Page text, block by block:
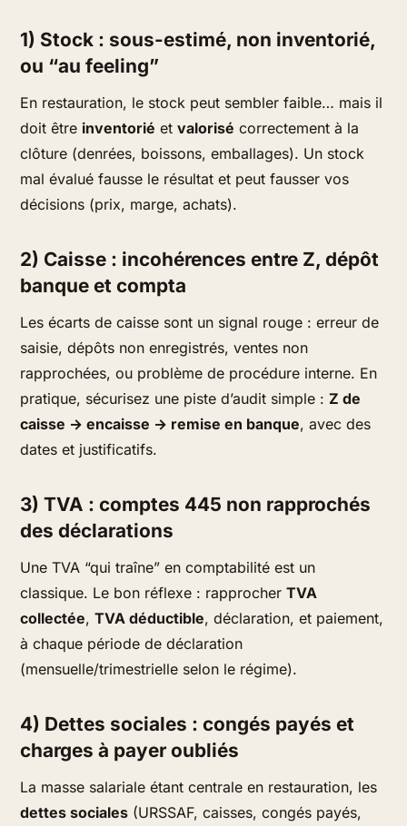
1) Stock : sous-estimé, non inventorié,
ou “au feeling”
En restauration, le stock peut sembler faible… mais il
doit être inventorié etvalorisé correctement à la
clôture (denrées, boissons, emballages). Un stock
mal évalué fausse le résultat et peut fausser vos
décisions (prix, marge, achats).
2) Caisse : incohérences entre Z, dépôt
banque et compta
Les écarts de caisse sont un signal rouge : erreur de
saisie, dépôts non enregistrés, ventes non
rapprochées, ou problème de procédure interne. En
pratique, sécurisez une piste d’audit simple :Z de
caisse → encaisse → remise en banque, avec des
dates et justificatifs.
3) TVA : comptes 445 non rapprochés
des déclarations
Une TVA “qui traîne” en comptabilité est un
classique. Le bon réflexe : rapprocherTVA
collectée,TVA déductible, déclaration, et paiement,
à chaque période de déclaration
(mensuelle/trimestrielle selon le régime).
4) Dettes sociales : congés payés et
charges à payer oubliés
La masse salariale étant centrale en restauration, les
dettes sociales (URSSAF, caisses, congés payés,